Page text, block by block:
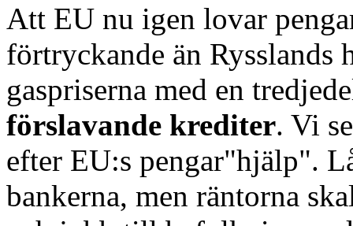
Att EU nu igen lovar
förtryckande än Rysslands
gaspriserna med en
förslavande krediter. Vi
efter EU:s pengar"hjälp".
bankerna, men räntorna